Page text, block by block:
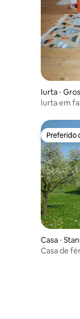
Iurta ⋅
Iurta em
Preferido
Preferido
Casa ⋅
Casa de